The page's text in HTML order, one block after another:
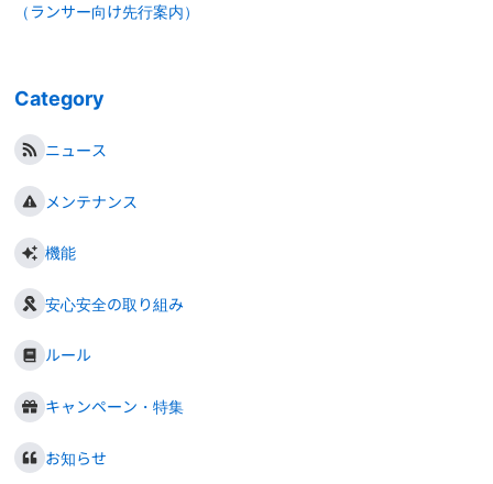
（ランサー向け先行案内）
Category
ニュース
メンテナンス
機能
安心安全の取り組み
ルール
キャンペーン・特集
お知らせ